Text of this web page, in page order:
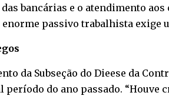
bancárias e o atendimento
passivo trabalhista exige
da Subseção do Dieese da
do ano passado.